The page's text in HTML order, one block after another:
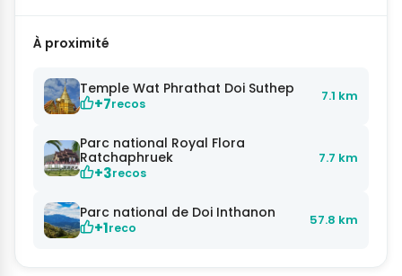
À proximité
Temple Wat Phrathat Doi Suthep
+7recos 7.1 km
Parc national Royal Flora
Ratchaphruek
+3recos
7.7 km
Parc national de Doi Inthanon
+1reco 57.8 km